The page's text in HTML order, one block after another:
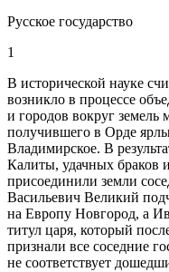
Русское государство
1
В исторической науке
возникло в процессе
и городов вокруг земель
получившего в Орде
Владимирское. В
Калиты, удачных браков
присоединили земли
Васильевич Великий
на Европу Новгород, а
титул царя, который
признали все соседние
не соответствует